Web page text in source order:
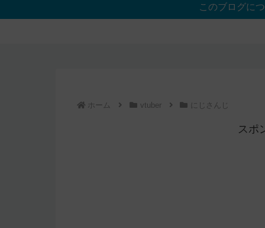
このブログに
ホーム vtuber にじさんじ
スポ